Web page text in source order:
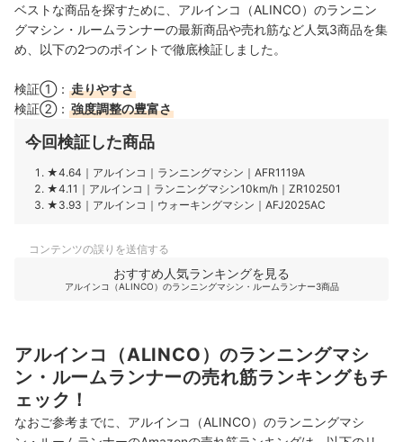
ベストな商品を探すために、アルインコ（ALINCO）のランニン
グマシン・ルームランナーの最新商品や売れ筋など人気3商品を集
め、以下の2つのポイントで徹底検証しました。
検証①： 走りやすさ
検証②： 強度調整の豊富さ
今回検証した商品
★4.64 ｜ アルインコ ｜ ランニングマシン ｜ AFR1119A
★4.11 ｜ アルインコ ｜ ランニングマシン10km/h ｜ ZR102501
★3.93 ｜ アルインコ ｜ ウォーキングマシン ｜ AFJ2025AC
コンテンツの誤りを送信する
おすすめ人気ランキングを見る
アルインコ（ALINCO）のランニングマシン・ルームランナー3商品
アルインコ（ALINCO）のランニングマシ
ン・ルームランナーの売れ筋ランキングもチ
ェック！
なおご参考までに、アルインコ（ALINCO）のランニングマシ